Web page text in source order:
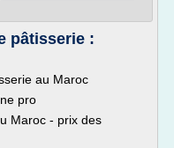
pâtisserie :
au Maroc
pro
Maroc - prix des